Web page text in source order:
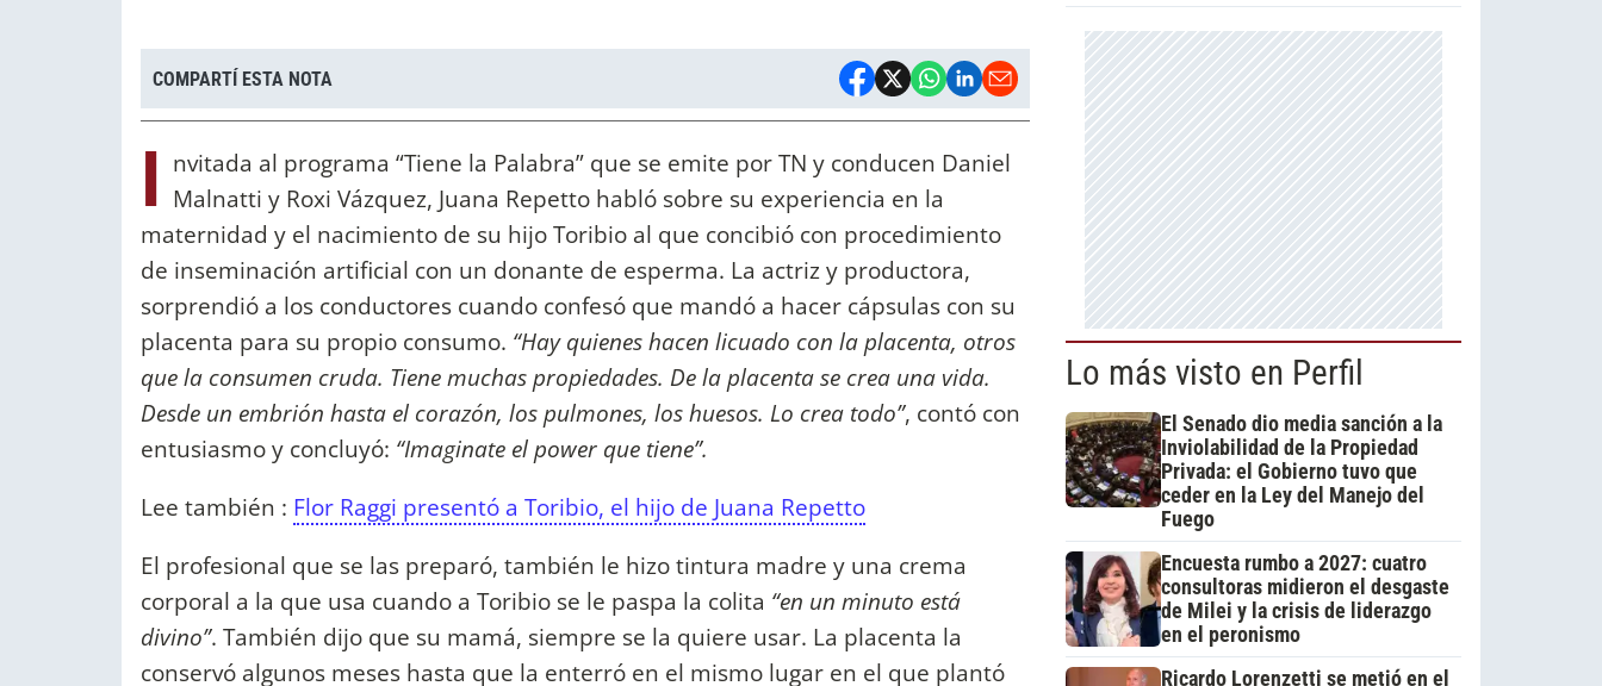
COMPARTÍ ESTA NOTA
I nvitada al programa “Tiene la Palabra” que se emite por TN y conducen Daniel
Malnatti y Roxi Vázquez, Juana Repetto habló sobre su experiencia en la
maternidad y el nacimiento de su hijo Toribio al que concibió con procedimiento
de inseminación artificial con un donante de esperma. La actriz y productora,
sorprendió a los conductores cuando confesó que mandó a hacer cápsulas con su
placenta para su propio consumo. “Hay quienes hacen licuado con la placenta, otros
que la consumen cruda. Tiene muchas propiedades. De la placenta se crea una vida.
Desde un embrión hasta el corazón, los pulmones, los huesos. Lo crea todo”, contó con
entusiasmo y concluyó: “Imaginate el power que tiene”.
Lee también : Flor Raggi presentó a Toribio, el hijo de Juana Repetto
El profesional que se las preparó, también le hizo tintura madre y una crema
corporal a la que usa cuando a Toribio se le paspa la colita “en un minuto está
divino”. También dijo que su mamá, siempre se la quiere usar. La placenta la
conservó algunos meses hasta que la enterró en el mismo lugar en el que plantó
Lo más visto en Perfil
El Senado dio media sanción a la
Inviolabilidad de la Propiedad
Privada: el Gobierno tuvo que
ceder en la Ley del Manejo del
Fuego
Encuesta rumbo a 2027: cuatro
consultoras midieron el desgaste
de Milei y la crisis de liderazgo
en el peronismo
Ricardo Lorenzetti se metió en el